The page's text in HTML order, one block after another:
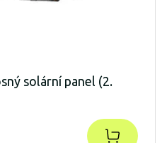
solární panel (2.